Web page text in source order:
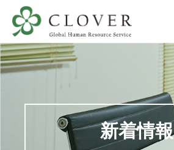
新着情報